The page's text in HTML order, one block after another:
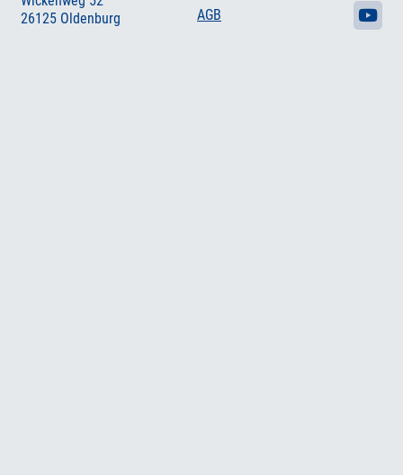
26125 Oldenburg
AGB